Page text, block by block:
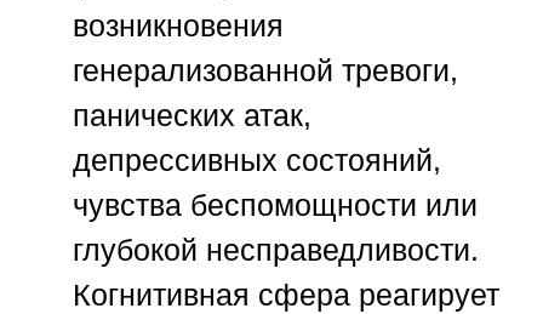
возникновения
генерализованной тревоги,
панических атак,
депрессивных состояний,
чувства беспомощности или
глубокой несправедливости.
Когнитивная сфера реагирует